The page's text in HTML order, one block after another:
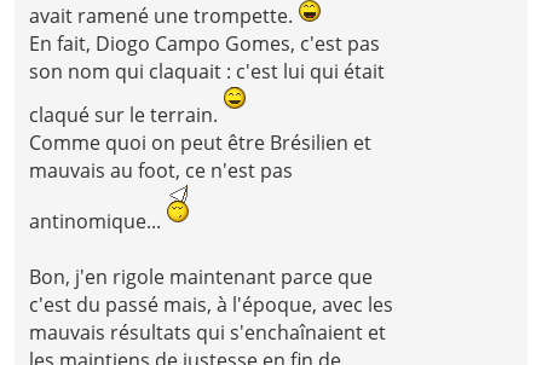
avait ramené une trompette.
En fait, Diogo Campo Gomes, c'est pas
son nom qui claquait : c'est lui qui était
claqué sur le terrain.
Comme quoi on peut être Brésilien et
mauvais au foot, ce n'est pas
antinomique...
Bon, j'en rigole maintenant parce que
c'est du passé mais, à l'époque, avec les
mauvais résultats qui s'enchaînaient et